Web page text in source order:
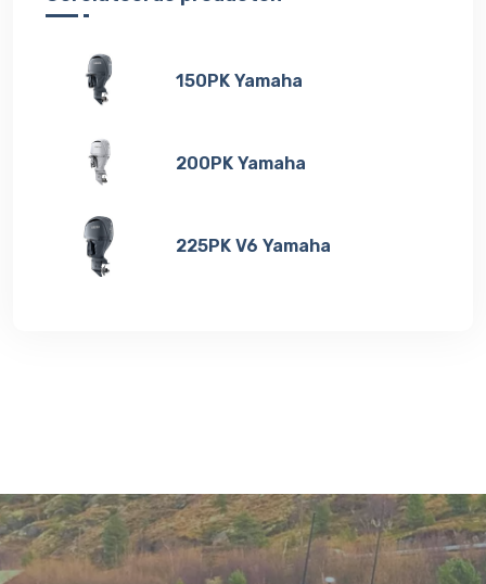
150PK Yamaha
200PK Yamaha
225PK V6 Yamaha